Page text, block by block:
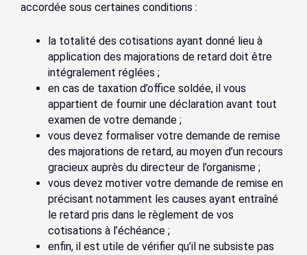
accordée sous certaines conditions :
la totalité des cotisations ayant donné lieu à
application des majorations de retard doit être
intégralement réglées ;
en cas de taxation d’office soldée, il vous
appartient de fournir une déclaration avant tout
examen de votre demande ;
vous devez formaliser votre demande de remise
des majorations de retard, au moyen d’un recours
gracieux auprès du directeur de l’organisme ;
vous devez motiver votre demande de remise en
précisant notamment les causes ayant entraîné
le retard pris dans le règlement de vos
cotisations à l’échéance ;
enfin, il est utile de vérifier qu’il ne subsiste pas